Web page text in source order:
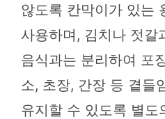
않도록 칸막이가 있는
사용하며, 김치나 젓갈
음식과는 분리하여 포
소, 초장, 간장 등 곁들
유지할 수 있도록 별도